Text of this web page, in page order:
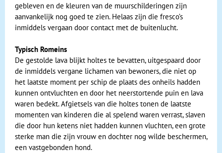
gebleven en de kleuren van de muurschilderingen zijn
aanvankelijk nog goed te zien. Helaas zijn die fresco’s
inmiddels vergaan door contact met de buitenlucht.
Typisch Romeins
De gestolde lava blijkt holtes te bevatten, uitgespaard door
de inmiddels vergane lichamen van bewoners, die niet op
het laatste moment per schip de plaats des onheils hadden
kunnen ontvluchten en door het neerstortende puin en lava
waren bedekt. Afgietsels van die holtes tonen de laatste
momenten van kinderen die al spelend waren verrast, slaven
die door hun ketens niet hadden kunnen vluchten, een grote
sterke man die zijn vrouw en dochter nog wilde beschermen,
een vastgebonden hond.